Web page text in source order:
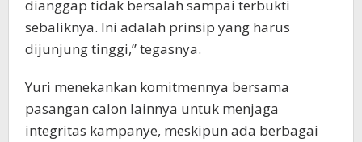
dianggap tidak bersalah sampai terbukti
sebaliknya. Ini adalah prinsip yang harus
dijunjung tinggi,” tegasnya.
Yuri menekankan komitmennya bersama
pasangan calon lainnya untuk menjaga
integritas kampanye, meskipun ada berbagai